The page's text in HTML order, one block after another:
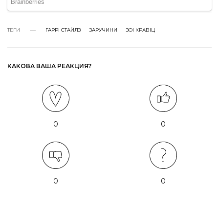
ТЕГИ ГАРРІ СТАЙЛЗ ЗАРУЧИНИ ЗОЇ КРАВІЦ
КАКОВА ВАША РЕАКЦИЯ?
0 0
0 0